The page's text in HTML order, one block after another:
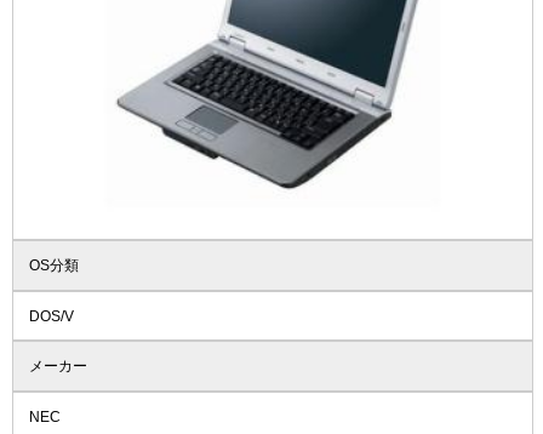
OS分類
DOS/V
メーカー
NEC